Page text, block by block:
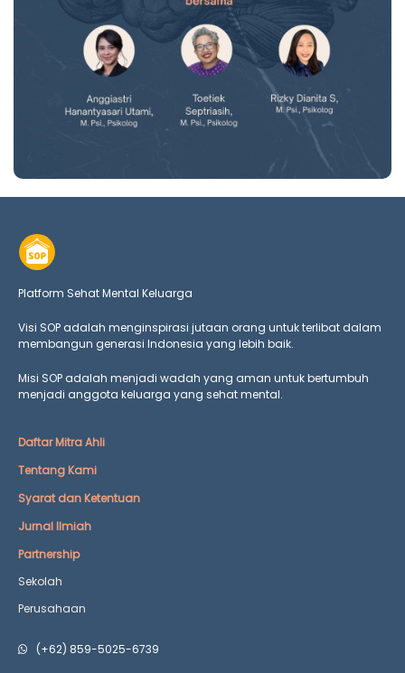
Platform Sehat Mental Keluarga
Visi SOP adalah menginspirasi jutaan orang untuk terlibat dalam
membangun generasi Indonesia yang lebih baik.
Misi SOP adalah menjadi wadah yang aman untuk bertumbuh
menjadi anggota keluarga yang sehat mental.
Daftar Mitra Ahli
Tentang Kami
Syarat dan Ketentuan
Jurnal Ilmiah
Partnership
Sekolah
Perusahaan
(+62) 859-5025-6739